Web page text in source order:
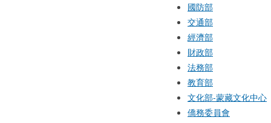
國防部
交通部
經濟部
財政部
法務部
教育部
文化部-蒙藏文化中心
僑務委員會